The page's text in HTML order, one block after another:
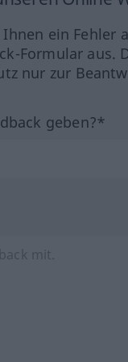
ein Fehler
Formular
nur zur
geben?*